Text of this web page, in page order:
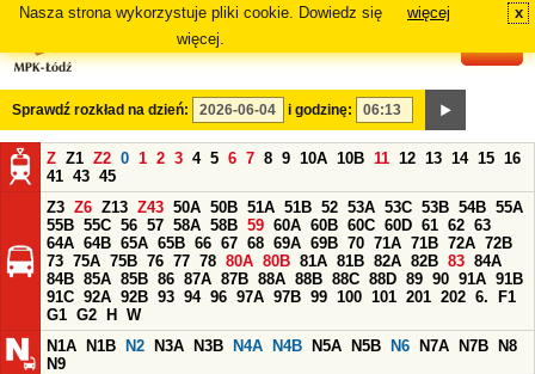
Nasza strona wykorzystuje pliki cookie. Dowiedz się
więcej.
więcej x
Sprawdź rozkład na dzień: i godzinę:
Z Z1 Z2 0 1 2 3 4 5 6 7 8 9 10A 10B 11 12 13 14 15 16
41 43 45
Z3 Z6 Z13 Z43 50A 50B 51A 51B 52 53A 53C 53B 54B 55A
55B 55C 56 57 58A 58B 59 60A 60B 60C 60D 61 62 63
64A 64B 65A 65B 66 67 68 69A 69B 70 71A 71B 72A 72B
73 75A 75B 76 77 78 80A 80B 81A 81B 82A 82B 83 84A
84B 85A 85B 86 87A 87B 88A 88B 88C 88D 89 90 91A 91B
91C 92A 92B 93 94 96 97A 97B 99 100 101 201 202 6.
F1
G1 G2 H
W
N1A
N1B N2 N3A N3B N4A N4B N5A N5B N6 N7A N7B
N8
N9